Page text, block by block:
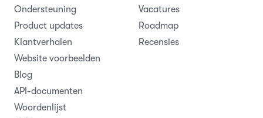
Ondersteuning
Product updates
Klantverhalen
Website voorbeelden
Blog
API-documenten
Woordenlijst
Vacatures
Roadmap
Recensies